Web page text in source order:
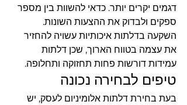
דגמים יקרים יותר. כדאי להשוות בין מספר
ספקים ולבדוק את ההצעות השונות.
השקעה בדלתות איכותיות עשויה להחזיר
את עצמה בטווח הארוך, שכן דלתות
עמידות דורשות פחות תחזוקה ותחלופה.
טיפים לבחירה נכונה
בעת בחירת דלתות אלומיניום לעסק, יש